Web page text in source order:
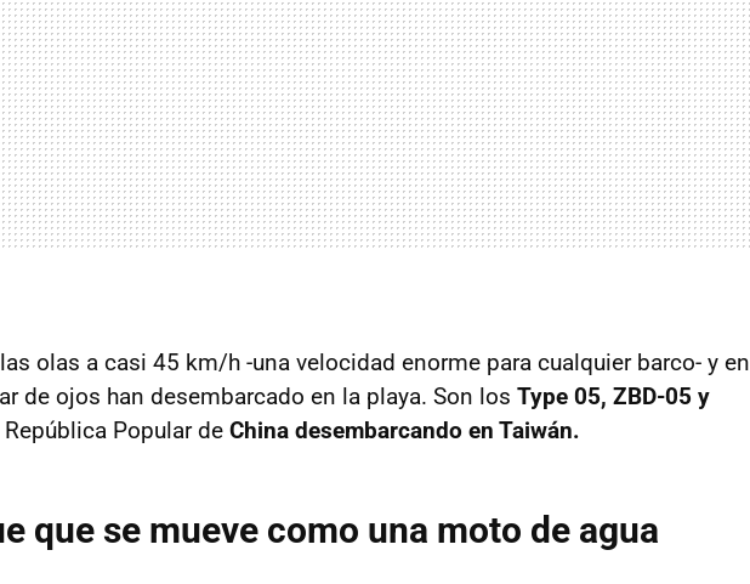
olas a casi 45 km/h -una velocidad enorme para cualquier barco- y en
de ojos han desembarcado en la playa. Son los Type 05, ZBD-05 y
República Popular de China desembarcando en Taiwán.
que se mueve como una moto de agua